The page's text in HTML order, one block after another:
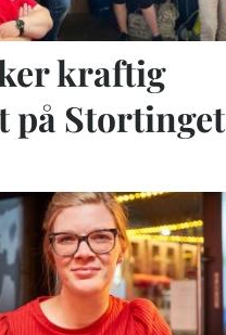
kraftig
på Stortinget